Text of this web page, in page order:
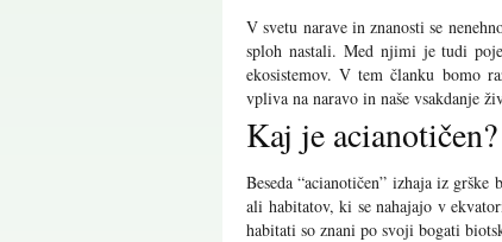
V svetu narave in znanosti se
sploh nastali. Med njimi je tudi
ekosistemov. V tem članku bomo
vpliva na naravo in naše vsakdanje
Kaj je acianotičen?
Beseda “acianotičen” izhaja iz grške
ali habitatov, ki se nahajajo v
habitati so znani po svoji bogati